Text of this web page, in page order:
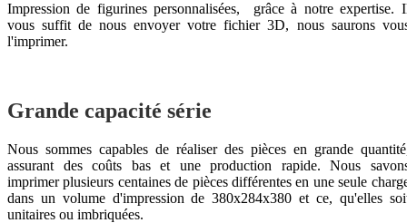
Impression de figurines personnalisées, grâce à notre expertise.
vous suffit de nous envoyer votre fichier 3D, nous saurons
l'imprimer.
Grande capacité série
Nous sommes capables de réaliser des pièces en grande
assurant des coûts bas et une production rapide. Nous
imprimer plusieurs centaines de pièces différentes en une seule
dans un volume d'impression de 380x284x380 et ce, qu'elles
unitaires ou imbriquées.